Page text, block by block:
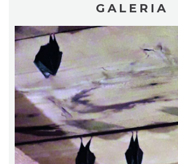
GALERIA